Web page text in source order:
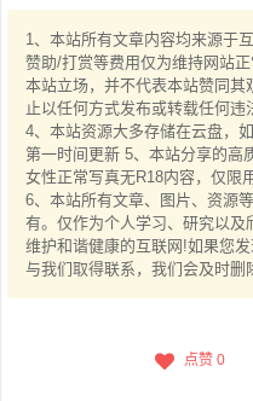
1、本站所有文章内容均来源于
赞助/打赏等费用仅为维持网站
本站立场，并不代表本站赞同
止以任何方式发布或转载任何
4、本站资源大多存储在云盘，
第一时间更新 5、本站分享的高
女性正常写真无R18内容，仅限
6、本站所有文章、图片、资源
有。仅作为个人学习、研究以及
维护和谐健康的互联网!如果您
与我们取得联系，我们会及时删
点赞 0